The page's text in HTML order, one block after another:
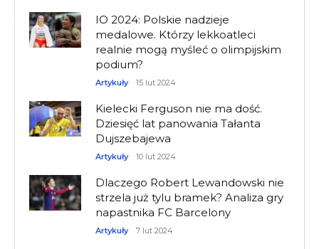
IO 2024: Polskie nadzieje
medalowe. Którzy lekkoatleci
realnie mogą myśleć o olimpijskim
podium?
Artykuły 15 lut 2024
Kielecki Ferguson nie ma dość.
Dziesięć lat panowania Tałanta
Dujszebajewa
Artykuły 10 lut 2024
Dlaczego Robert Lewandowski nie
strzela już tylu bramek? Analiza gry
napastnika FC Barcelony
Artykuły 7 lut 2024